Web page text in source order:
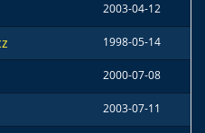
2003-04-12
1998-05-14
2000-07-08
2003-07-11